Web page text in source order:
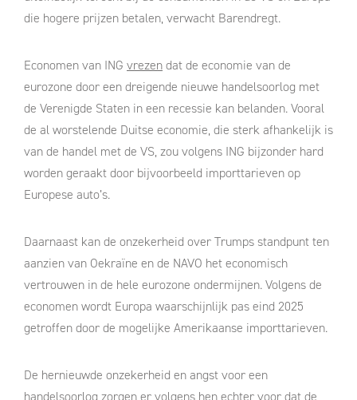
die hogere prijzen betalen, verwacht Barendregt.
Economen van ING vrezendat de economie van de
eurozone door een dreigende nieuwe handelsoorlog met
de Verenigde Staten in een recessie kan belanden. Vooral
de al worstelende Duitse economie, die sterk afhankelijk is
van de handel met de VS, zou volgens ING bijzonder hard
worden geraakt door bijvoorbeeld importtarieven op
Europese auto’s.
Daarnaast kan de onzekerheid over Trumps standpunt ten
aanzien van Oekraïne en de NAVO het economisch
vertrouwen in de hele eurozone ondermijnen. Volgens de
economen wordt Europa waarschijnlijk pas eind 2025
getroffen door de mogelijke Amerikaanse importtarieven.
De hernieuwde onzekerheid en angst voor een